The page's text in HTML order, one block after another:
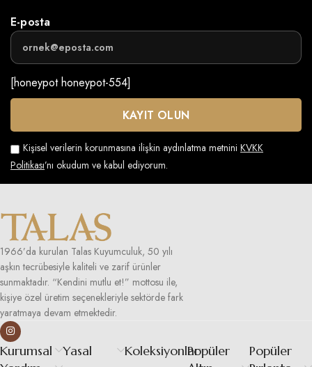
E-posta
[honeypot honeypot-554]
Kişisel verilerin korunmasına ilişkin aydınlatma metnini KVKK
Politikası’nı okudum ve kabul ediyorum.
1966’da kurulan Talas Kuyumculuk, 50 yılı
aşkın tecrübesiyle kaliteli ve zarif ürünler
sunmaktadır. “Kendini mutlu et!” mottosu ile,
kişiye özel üretim seçenekleriyle sektörde fark
yaratmaya devam etmektedir.
Kurumsal
Yasal KoleksiyonlarPopüler
Popüler